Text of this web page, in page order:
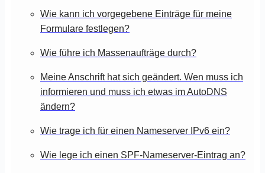
Wie kann ich vorgegebene Einträge für meine
Formulare festlegen?
Wie führe ich Massenaufträge durch?
Meine Anschrift hat sich geändert. Wen muss ich
informieren und muss ich etwas im AutoDNS
ändern?
Wie trage ich für einen Nameserver IPv6 ein?
Wie lege ich einen SPF-Nameserver-Eintrag an?